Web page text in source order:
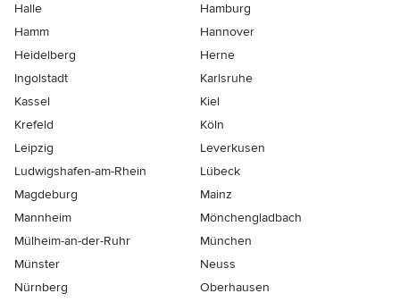
Halle
Hamburg
Hamm
Hannover
Heidelberg
Herne
Ingolstadt
Karlsruhe
Kassel
Kiel
Krefeld
Köln
Leipzig
Leverkusen
Ludwigshafen-am-Rhein
Lübeck
Magdeburg
Mainz
Mannheim
Mönchen­gladbach
Mülheim-an-der-Ruhr
München
Münster
Neuss
Nürnberg
Oberhausen